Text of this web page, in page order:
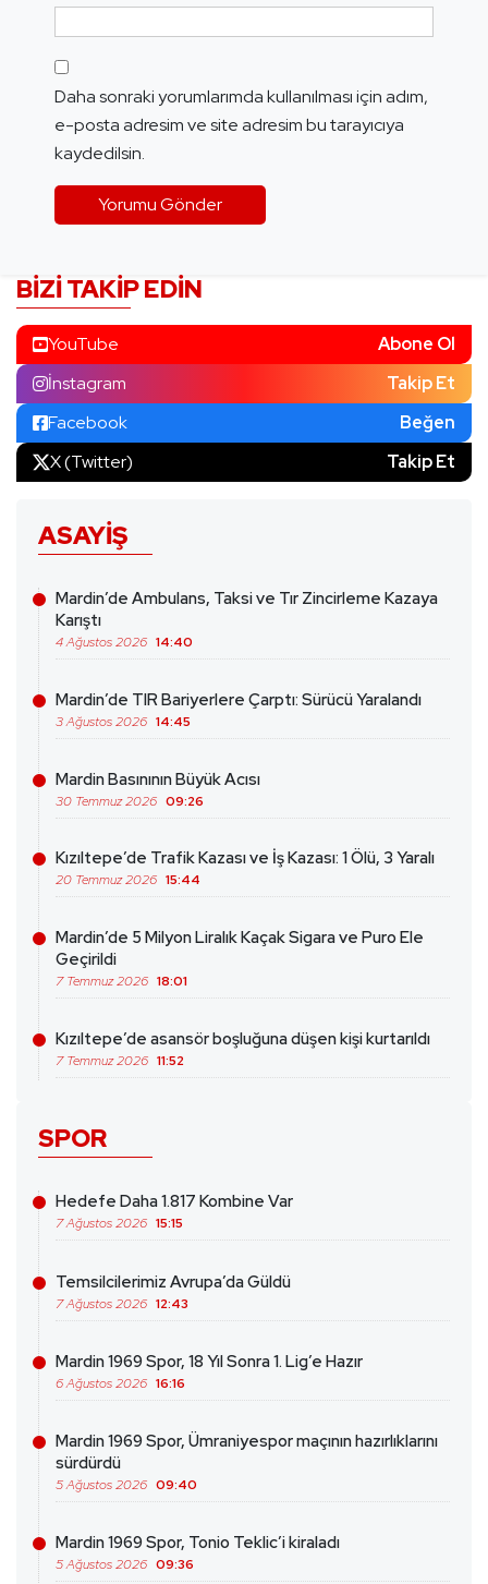
Daha sonraki yorumlarımda kullanılması için adım,
e-posta adresim ve site adresim bu tarayıcıya
kaydedilsin.
BIZI TAKIP EDIN
YouTube
Abone Ol
İnstagram
Takip Et
Facebook
Beğen
X (Twitter)
Takip Et
ASAYIŞ
Mardin’de Ambulans, Taksi ve Tır Zincirleme Kazaya
Karıştı
4 Ağustos 2026 14:40
Mardin’de TIR Bariyerlere Çarptı: Sürücü Yaralandı
3 Ağustos 2026 14:45
Mardin Basınının Büyük Acısı
30 Temmuz 2026 09:26
Kızıltepe’de Trafik Kazası ve İş Kazası: 1 Ölü, 3 Yaralı
20 Temmuz 2026 15:44
Mardin’de 5 Milyon Liralık Kaçak Sigara ve Puro Ele
Geçirildi
7 Temmuz 2026 18:01
Kızıltepe’de asansör boşluğuna düşen kişi kurtarıldı
7 Temmuz 2026 11:52
SPOR
Hedefe Daha 1.817 Kombine Var
7 Ağustos 2026 15:15
Temsilcilerimiz Avrupa’da Güldü
7 Ağustos 2026 12:43
Mardin 1969 Spor, 18 Yıl Sonra 1. Lig’e Hazır
6 Ağustos 2026 16:16
Mardin 1969 Spor, Ümraniyespor maçının hazırlıklarını
sürdürdü
5 Ağustos 2026 09:40
Mardin 1969 Spor, Tonio Teklic’i kiraladı
5 Ağustos 2026 09:36